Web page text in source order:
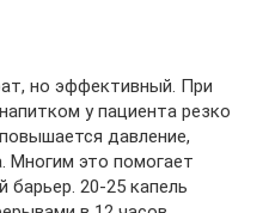
но эффективный. При
у пациента резко
давление,
Многим это помогает
барьер. 20-25 капель